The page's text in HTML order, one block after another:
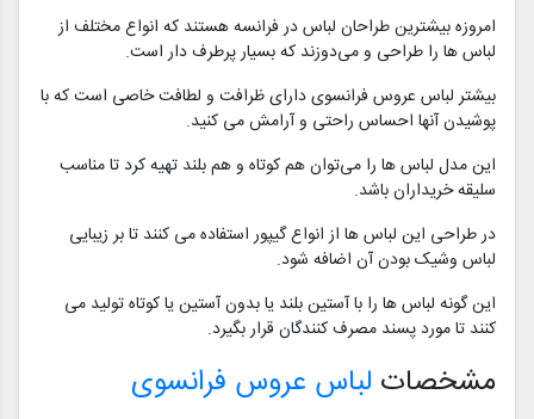
امروزه بیشترین طراحان لباس در فرانسه هستند که انواع مختلف از
لباس ها را طراحی و می‌دوزند که بسیار پرطرف دار است.
بیشتر لباس عروس فرانسوی دارای ظرافت و لطافت خاصی است که با
پوشیدن آنها احساس راحتی و آرامش می کنید.
این مدل لباس ها را می‌توان هم کوتاه و هم بلند تهیه کرد تا مناسب
سلیقه خریداران باشد.
در طراحی این لباس ها از انواع گیپور استفاده می کنند تا بر زیبایی
لباس وشیک بودن آن اضافه شود.
این گونه لباس ها را با آستین بلند یا بدون آستین یا کوتاه تولید می
کنند تا مورد پسند مصرف کنندگان قرار بگیرد.
مشخصات لباس عروس فرانسوی